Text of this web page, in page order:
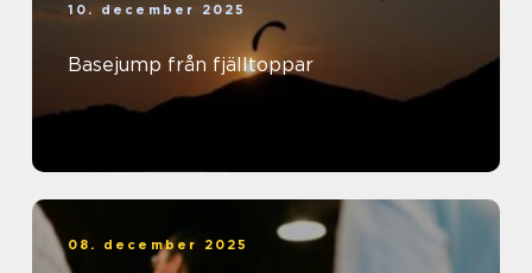
10. december 2025
Basejump från fjälltoppar
08. december 2025